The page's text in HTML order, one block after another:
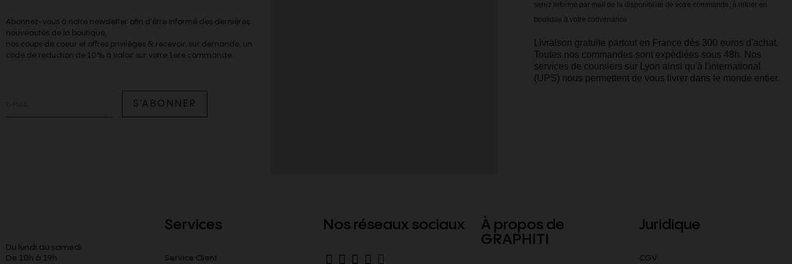
Abonnez-vous à notre newsletter afin d'être informé des dernières
nouveautés de la boutique,
nos coups de coeur et offres privilèges & recevoir, sur demande, un
code de reduction de 10% à valoir sur votre 1ere commande.
S’ABONNER
serez informé par mail de la disponibilité de votre commande, à retirer en
boutique à votre convenance.
Livraison gratuite partout en France dès 300 euros d'achat.
Toutes nos commandes sont expédiées sous 48h. Nos
services de coursiers sur Lyon ainsi qu'à l'international
(UPS) nous permettent de vous livrer dans le monde entier.
Du lundi au samedi
De 10h à 19h
Services
Service Client
Nos réseaux sociaux
À propos de
GRAPHITI
Juridique
CGV